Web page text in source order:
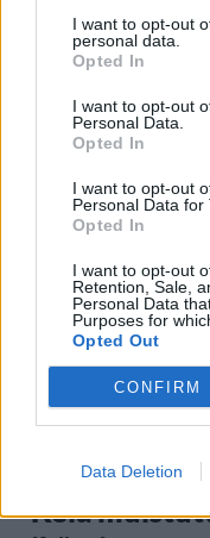
I want to opt-out
personal data.
Opted In
I want to opt-out
Personal Data.
Opted In
I want to opt-out
Personal Data for
Opted In
I want to opt-out
Retention, Sale,
Personal Data
Purposes for
Opted Out
CONFIRM
Data Deletion
Staran
1
UUTISET
Kela